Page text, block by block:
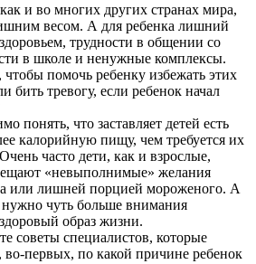
и во многих других странах мира,
весом. А для ребенка лишний
трудности в общении со
в школе и ненужные комплексы.
помочь ребенку избежать этих
бить тревогу, если ребенок начал
понять, что заставляет детей есть
калорийную пищу, чем требуется их
часто дети, как и взрослые,
«невыполнимые» желания
или лишней порцией мороженого. А
нужно чуть больше внимания
образ жизни.
советы специалистов, которые
первых, по какой причине ребенок